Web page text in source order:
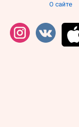
О сайте